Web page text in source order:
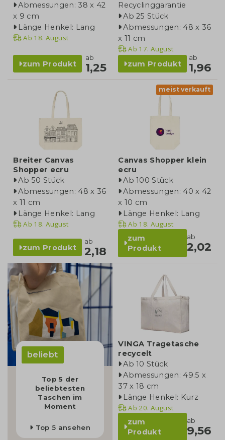
Abmessungen: 38 x 42
x 9 cm
Länge Henkel: Lang
Ab 18. August
zum Produkt
ab
1,25
Recyclinggarantie
Ab 25 Stück
Abmessungen: 48 x 36
x 11 cm
Ab 17. August
zum Produkt
ab
1,96
Breiter Canvas
Shopper ecru
Ab 50 Stück
Abmessungen: 48 x 36
x 11 cm
Länge Henkel: Lang
Ab 18. August
zum Produkt
ab
2,18
meist verkauft
Canvas Shopper klein
ecru
Ab 100 Stück
Abmessungen: 40 x 42
x 10 cm
Länge Henkel: Lang
Ab 18. August
zum
Produkt
ab
2,02
beliebt
Top 5 der
beliebtesten
Taschen im
Moment
Top 5 ansehen
VINGA Tragetasche
recycelt
Ab 10 Stück
Abmessungen: 49.5 x
37 x 18 cm
Länge Henkel: Kurz
Ab 20. August
zum
Produkt
ab
9,56